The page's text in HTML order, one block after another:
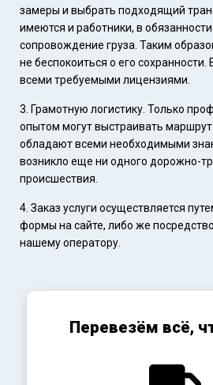
замеры и выбрать подходящий
имеются и работники, в
сопровождение груза. Таким
не беспокоиться о его
всеми требуемыми лицензиями.
Грамотную логистику. Только
опытом могут выстраивать
обладают всеми необходимыми
возникло еще ни одного дорожно-
происшествия.
Заказ услуги осуществляется
формы на сайте, либо же
нашему оператору.
Перевезём всё,